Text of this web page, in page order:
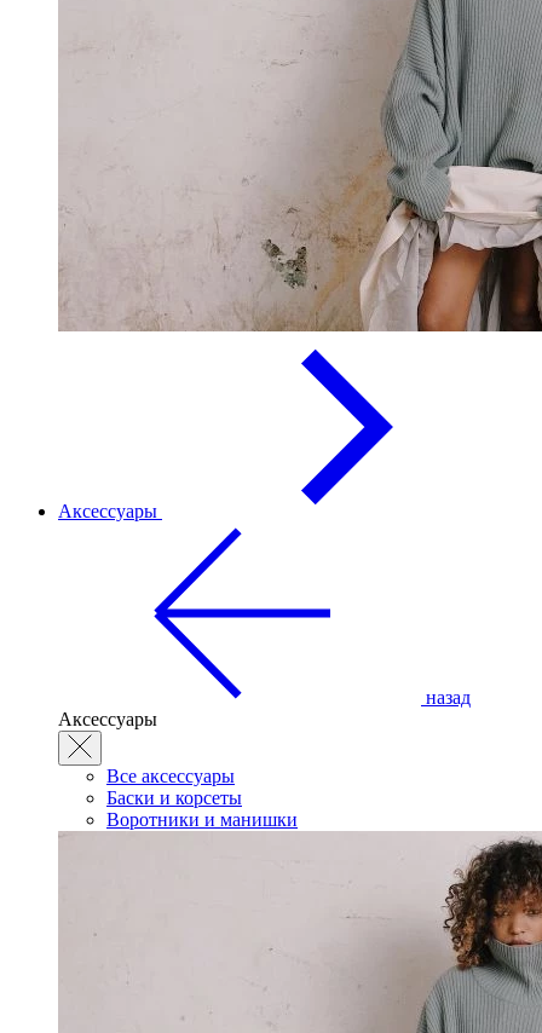
Аксессуары
назад
Аксессуары
Все аксессуары
Баски и корсеты
Воротники и манишки